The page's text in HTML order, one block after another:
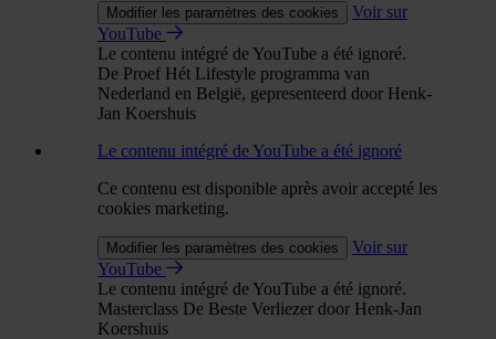
Modifier les paramètres des cookies
Voir sur
YouTube
Le contenu intégré de YouTube a été ignoré.
De Proef Hét Lifestyle programma van
Nederland en België, gepresenteerd door Henk-
Jan Koershuis
Le contenu intégré de YouTube a été ignoré
Ce contenu est disponible après avoir accepté les
cookies marketing.
Modifier les paramètres des cookies
Voir sur
YouTube
Le contenu intégré de YouTube a été ignoré.
Masterclass De Beste Verliezer door Henk-Jan
Koershuis